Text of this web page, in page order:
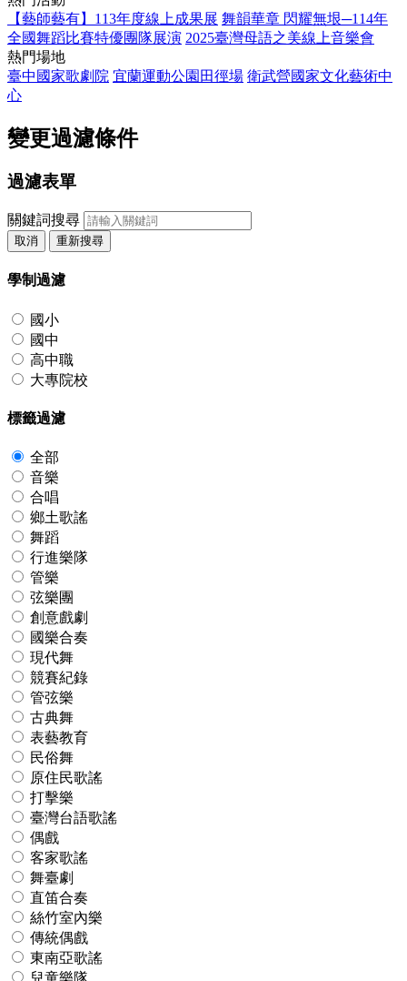
【藝師藝有】113年度線上成果展 舞韻華章 閃耀無垠─114年
全國舞蹈比賽特優團隊展演 2025臺灣母語之美線上音樂會
熱門場地
臺中國家歌劇院 宜蘭運動公園田徑場 衛武營國家文化藝術中
心
變更過濾條件
過濾表單
關鍵詞搜尋
取消 重新搜尋
學制過濾
國小
國中
高中職
大專院校
標籤過濾
全部
音樂
合唱
鄉土歌謠
舞蹈
行進樂隊
管樂
弦樂團
創意戲劇
國樂合奏
現代舞
競賽紀錄
管弦樂
古典舞
表藝教育
民俗舞
原住民歌謠
打擊樂
臺灣台語歌謠
偶戲
客家歌謠
舞臺劇
直笛合奏
絲竹室內樂
傳統偶戲
東南亞歌謠